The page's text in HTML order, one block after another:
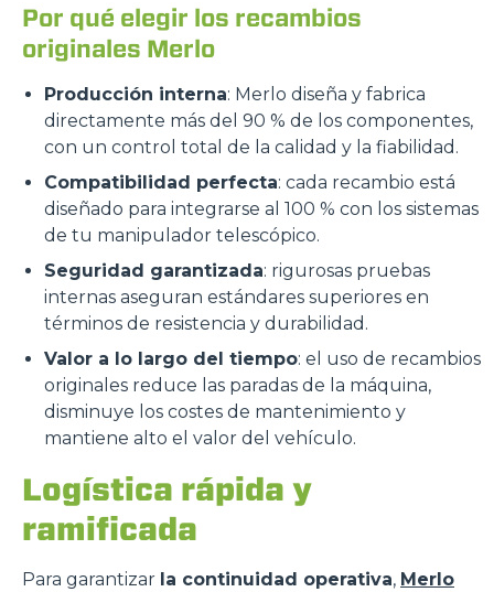
Por qué elegir los recambios
originales Merlo
Producción interna: Merlo diseña y fabrica
directamente más del 90 % de los componentes,
con un control total de la calidad y la fiabilidad.
Compatibilidad perfecta: cada recambio está
diseñado para integrarse al 100 % con los sistemas
de tu manipulador telescópico.
Seguridad garantizada: rigurosas pruebas
internas aseguran estándares superiores en
términos de resistencia y durabilidad.
Valor a lo largo del tiempo: el uso de recambios
originales reduce las paradas de la máquina,
disminuye los costes de mantenimiento y
mantiene alto el valor del vehículo.
Logística rápida y
ramificada
Para garantizar la continuidad operativa, Merlo